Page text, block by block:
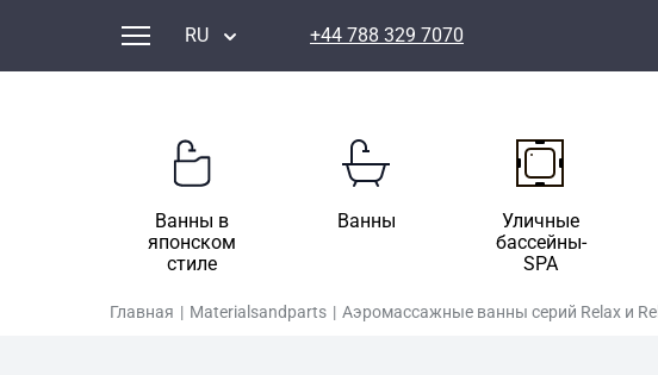
RU +44 788 329 7070
Ванны в
японском
стиле
Ванны
Уличные
бассейны-
SPA
Главная | Materialsandparts | Аэромассажные ванны серий Relax и